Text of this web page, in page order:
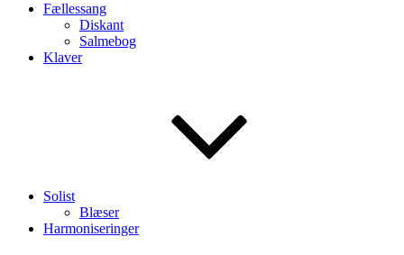
Fællessang
Diskant
Salmebog
Klaver
Solist
Blæser
Harmoniseringer